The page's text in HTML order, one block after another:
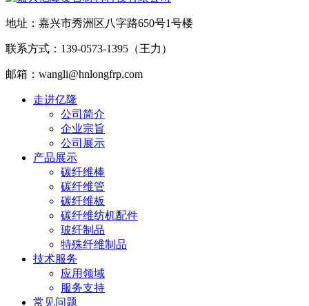
地址：嘉兴市秀洲区八字路650号1号楼
联系方式：139-0573-1395（王力）
邮箱：wangli@hnlongfrp.com
走进亿隆
公司简介
企业宗旨
公司展示
产品展示
碳纤维棒
碳纤维管
碳纤维板
碳纤维纺机配件
玻纤制品
特殊纤维制品
技术服务
应用领域
服务支持
常见问题